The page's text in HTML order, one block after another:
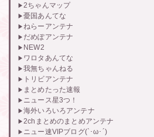
2ちゃんマップ
憂国あんてな
ねらーアンテナ
だめぽアンテナ
NEW2
ワロタあんてな
我無ちゃんねる
トリビアンテナ
まとめたった速報
ニュース星3つ！
海外いろいろアンテナ
2chまとめのまとめアンテナ
ニュー速VIPブログ(`･ω･´)